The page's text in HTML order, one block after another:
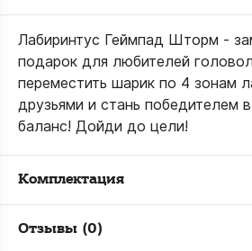
Лабиринтус Геймпад Шторм -
подарок для любителей
переместить шарик по 4 зонам
друзьями и стань победителем
баланс! Дойди до цели!
Комплектация
Отзывы (0)